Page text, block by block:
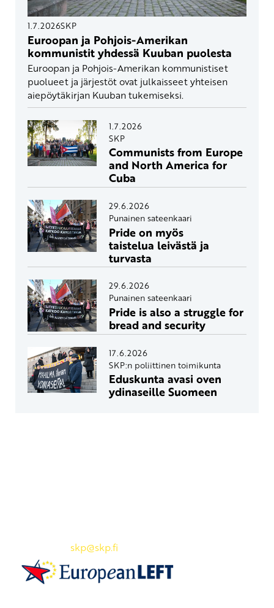
1.7.2026SKP
Euroopan ja Pohjois-Amerikan
kommunistit yhdessä Kuuban puolesta
Euroopan ja Pohjois-Amerikan kommunistiset
puolueet ja järjestöt ovat julkaisseet yhteisen
aiepöytäkirjan Kuuban tukemiseksi.
1.7.2026
SKP
Communists from Europe
and North America for
Cuba
29.6.2026
Punainen sateenkaari
Pride on myös
taistelua leivästä ja
turvasta
29.6.2026
Punainen sateenkaari
Pride is also a struggle for
bread and security
17.6.2026
SKP:n poliittinen toimikunta
Eduskunta avasi oven
ydinaseille Suomeen
skp@skp.fi